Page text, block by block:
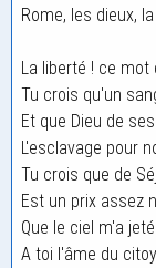
Rome, les dieux,
La liberté ! ce
Tu crois qu'un
Et que Dieu de
L'esclavage pour
Tu crois que de
Est un prix assez
Que le ciel m'a
A toi l'âme du